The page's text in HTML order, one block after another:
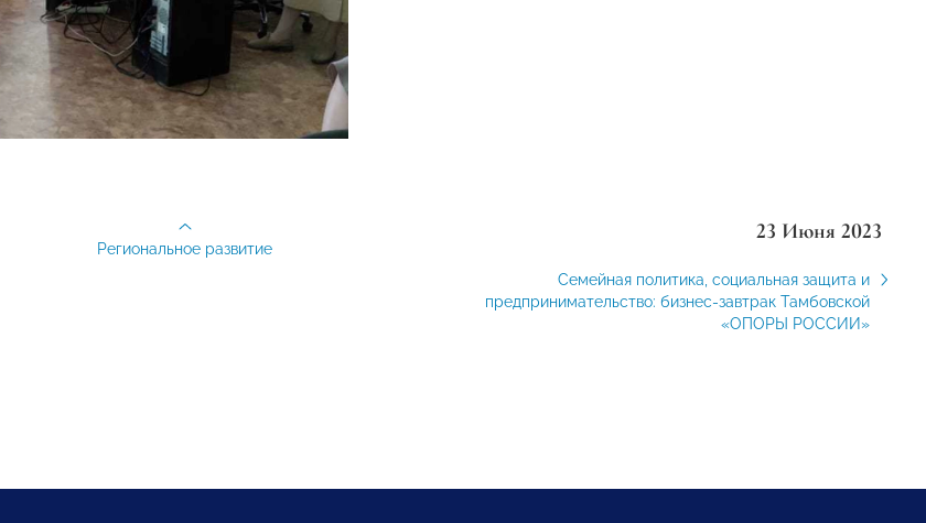
23 Июня 2023
Семейная политика, социальная защита и
предпринимательство: бизнес-завтрак Тамбовской
«ОПОРЫ РОССИИ»
Региональное развитие